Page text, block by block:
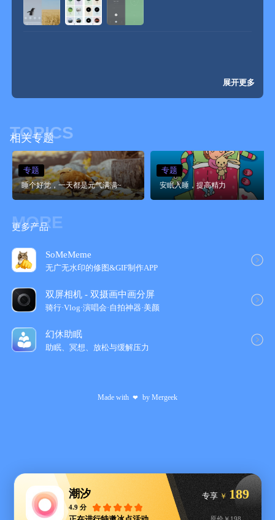
潮汐
4.9 分
专享 ￥ 189
◎ 极简设计的心流计时器
基于全球流行的番茄工作法（Pomodoro Technique）理念开发，
群，还是有 ADHD 专注管理需求的用户，都能找到更适合你的专
随时查看 HRV、心率、日照时间等多维度健康数据，提供个性化
的身心状态分析。手腕上使用「冥想室」，支持心率变化追踪，
专为有经验的冥想练习者设计。
◎ 快速恢复精力
面向午休、小憩的计时与唤醒，帮助短时间恢复精力。配合呼吸
法引导练习：平衡呼吸法、减压呼吸法、 4-7-8、安睡呼吸法、箱
◎ 专注 & 冥想报告
长与频次，找到你的心流时刻。冥想报告记录练习次数与累计时
长，觉察每一次呼吸与冥想，看见你的正念旅程
完美适配 iOS 26 最新，适配 Liquid Glass，支持 StandBy、灵动
岛与实时活动功能，还有各类精心设计的锁屏和桌面小组件，为
◎ 每日精选的灵感格言
尽管日常忙碌庸常，但诗歌、悠闲与爱，才是我们生活的意义。
匠心设计的极简苹果表盘，直观展示你的实时 HRV 压力状态
「混音空间」功能，创造属于你的声音场景
「离线模式」功能，专为飞行旅途、断网等情景设计，获得最佳
离线体验
展开更多
TOPICS
相关专题
睡个好觉，一天都是元气满满~
专题
安眠入睡，提高精力
专题
MORE
更多产品
SoMeMeme
无广无水印的修图&GIF制作APP
双屏相机 - 双摄画中画分屏
骑行·Vlog·演唱会·自拍神器·美颜
幻休助眠
助眠、冥想、放松与缓解压力
Made with ❤ by Mergeek